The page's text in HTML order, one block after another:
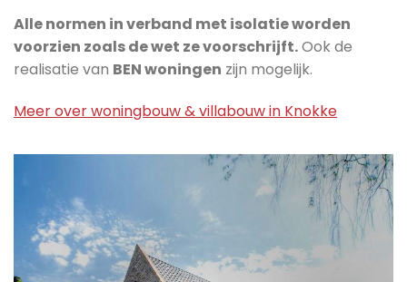
Alle normen in verband met isolatie worden
voorzien zoals de wet ze voorschrijft.Ook de
realisatie van BEN woningen zijn mogelijk.
Meer over woningbouw & villabouw in Knokke